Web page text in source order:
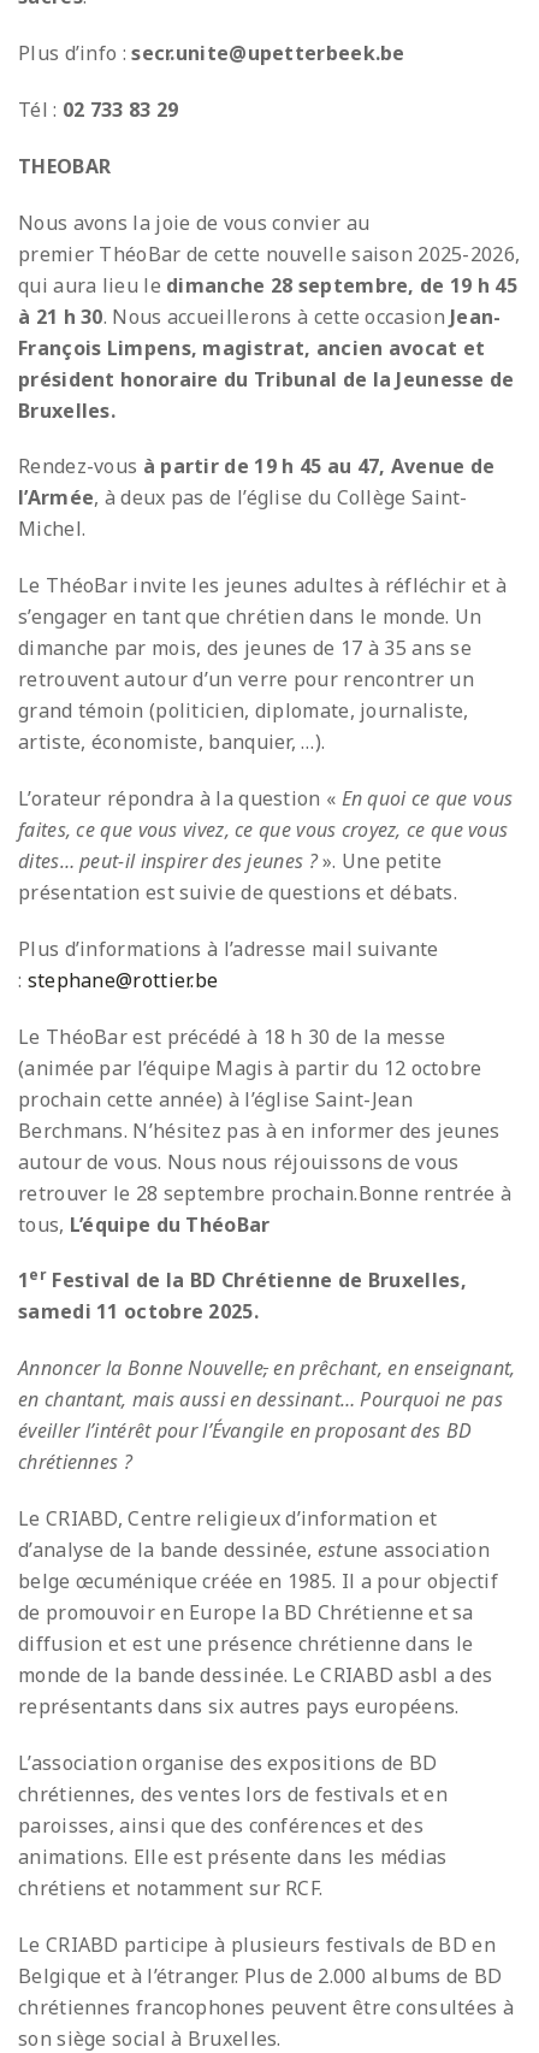
Plus d’info :secr.unite@upetterbeek.be
Tél : 02 733 83 29
THEOBAR
Nous avons la joie de vous convier au
premier ThéoBar de cette nouvelle saison 2025-2026,
qui aura lieu le dimanche 28 septembre, de 19 h 45
à 21 h 30. Nous accueillerons à cette occasion Jean-
François Limpens, magistrat, ancien avocat et
président honoraire du Tribunal de la Jeunesse de
Bruxelles.
Rendez-vous à partir de 19 h 45 au 47, Avenue de
l’Armée, à deux pas de l’église du Collège Saint-
Michel.
Le ThéoBar invite les jeunes adultes à réfléchir et à
s’engager en tant que chrétien dans le monde. Un
dimanche par mois, des jeunes de 17 à 35 ans se
retrouvent autour d’un verre pour rencontrer un
grand témoin (politicien, diplomate, journaliste,
artiste, économiste, banquier, …).
L’orateur répondra à la question « En quoi ce que vous
faites, ce que vous vivez, ce que vous croyez, ce que vous
dites… peut-il inspirer des jeunes ?». Une petite
présentation est suivie de questions et débats.
Plus d’informations à l’adresse mail suivante
: stephane@rottier.be
Le ThéoBar est précédé à 18 h 30 de la messe
(animée par l’équipe Magis à partir du 12 octobre
prochain cette année) à l’église Saint-Jean
Berchmans. N’hésitez pas à en informer des jeunes
autour de vous. Nous nous réjouissons de vous
retrouver le 28 septembre prochain.Bonne rentrée à
tous, L’équipe du ThéoBar
1erFestival de la BD Chrétienne de Bruxelles,
samedi 11 octobre 2025.
Annoncer la Bonne Nouvelle,en prêchant, en enseignant,
en chantant, mais aussi en dessinant… Pourquoi ne pas
éveiller l’intérêt pour l’Évangile en proposant des BD
chrétiennes ?
Le CRIABD, Centre religieux d’information et
d’analyse de la bande dessinée, estune association
belge œcuménique créée en 1985. Il a pour objectif
de promouvoir en Europe la BD Chrétienne et sa
diffusion et est une présence chrétienne dans le
monde de la bande dessinée. Le CRIABD asbl a des
représentants dans six autres pays européens.
L’association organise des expositions de BD
chrétiennes, des ventes lors de festivals et en
paroisses, ainsi que des conférences et des
animations. Elle est présente dans les médias
chrétiens et notamment sur RCF.
Le CRIABD participe à plusieurs festivals de BD en
Belgique et à l’étranger. Plus de 2.000 albums de BD
chrétiennes francophones peuvent être consultées à
son siège social à Bruxelles.